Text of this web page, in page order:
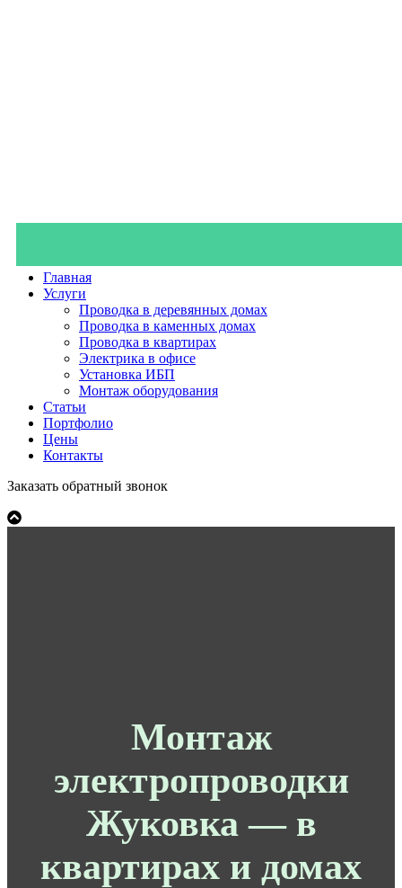
Главная
Услуги
Проводка в деревянных домах
Проводка в каменных домах
Проводка в квартирах
Электрика в офисе
Установка ИБП
Монтаж оборудования
Статьи
Портфолио
Цены
Контакты
Заказать обратный звонок
Монтаж
электропроводки
Жуковка — в
квартирах и домах